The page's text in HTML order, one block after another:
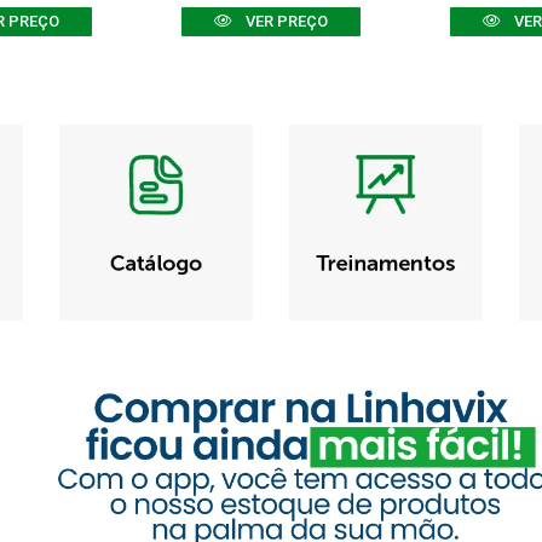
PREÇO VER PREÇO